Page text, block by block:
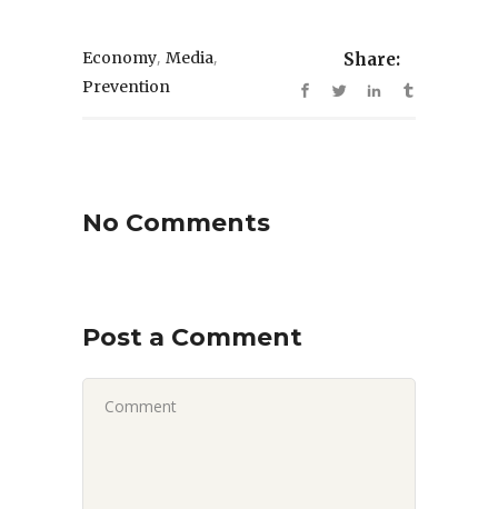
Economy, Media,
Prevention
Share:
No Comments
Post a Comment